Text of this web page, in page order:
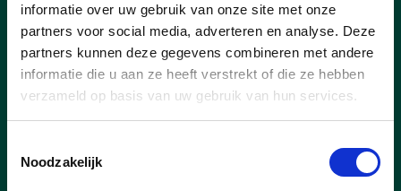
informatie over uw gebruik van onze site met onze
partners voor social media, adverteren en analyse. Deze
partners kunnen deze gegevens combineren met andere
informatie die u aan ze heeft verstrekt of die ze hebben
verzameld op basis van uw gebruik van hun services.
Noodzakelijk
Waterbekken voor
landbouwers in drogere
periodes
30/01/24
de aankoop van gronden voor 𝐝𝐞 𝐚𝐚𝐧𝐥𝐞𝐠
𝐯𝐚𝐧 𝐞𝐞𝐧 𝐧𝐢𝐞𝐮𝐰 𝐰𝐚𝐭𝐞𝐫𝐛𝐞𝐤𝐤𝐞𝐧 goedgekeurd.